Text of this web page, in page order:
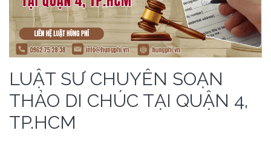
LUẬT SƯ CHUYÊN SOẠN
THẢO DI CHÚC TẠI QUẬN 4,
TP.HCM